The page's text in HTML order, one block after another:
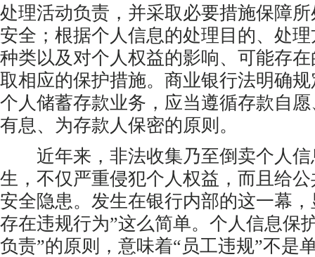
处理活动负责，并采取必要措施保障
安全；根据个人信息的处理目的、处
种类以及对个人权益的影响、可能存
取相应的保护措施。商业银行法明确
个人储蓄存款业务，应当遵循存款自
有息、为存款人保密的原则。
近年来，非法收集乃至倒卖个人信
生，不仅严重侵犯个人权益，而且给
安全隐患。发生在银行内部的这一幕
存在违规行为”这么简单。个人信息保
负责”的原则，意味着“员工违规”不是